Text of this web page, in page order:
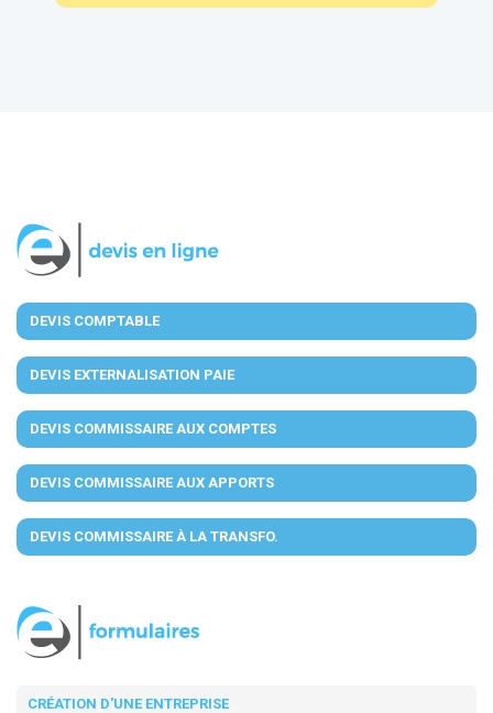
DEVIS COMPTABLE
DEVIS EXTERNALISATION PAIE
DEVIS COMMISSAIRE AUX COMPTES
DEVIS COMMISSAIRE AUX APPORTS
DEVIS COMMISSAIRE À LA TRANSFO.
CRÉATION D'UNE ENTREPRISE